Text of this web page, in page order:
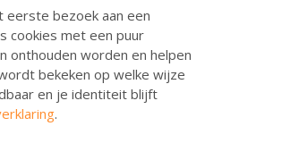
eerste bezoek aan een
cookies met een puur
onthouden worden en helpen
bekeken op welke wijze
en je identiteit blijft
.